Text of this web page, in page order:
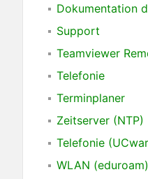
Dokumentation
Support
Teamviewer
Telefonie
Terminplaner
Zeitserver (NTP)
Telefonie
WLAN (eduroam)